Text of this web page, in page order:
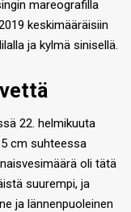
mareografilla
keskimääräisiin
ja kylmä sinisellä.
22. helmikuuta
cm suhteessa
oli tätä
suurempi, ja
ja lännenpuoleinen